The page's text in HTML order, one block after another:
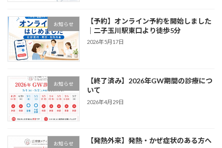
お知らせ
【予約】オンライン予約を開始しました
｜二子玉川駅東口より徒歩5分
2026年5月17日
お知らせ
【終了済み】2026年GW期間の診療につ
いて
2026年4月29日
お知らせ 【発熱外来】発熱・かぜ症状のある方へ